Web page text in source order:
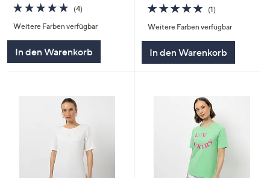
5.0
von
5
(4)4
Weitere Farben verfügbar
In den Warenkorb
5.0
von
5
(1)1
Weitere Farben verfügbar
In den Warenkorb